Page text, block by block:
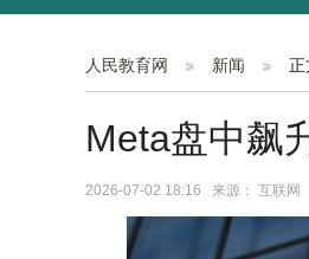
育儿 资讯
人民教育网 新闻 正
Meta盘中飙
2026-07-02 18:16 来源： 互联网